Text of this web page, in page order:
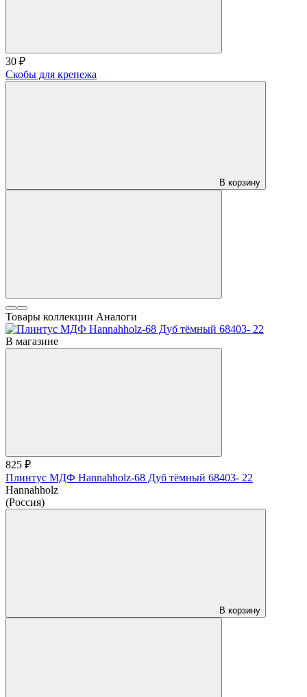
30 ₽
Скобы для крепежа
В корзину
Товары коллекции Аналоги
В магазине
825 ₽
Плинтус МДФ Hannahholz-68 Дуб тёмный 68403- 22
Hannahholz
(Россия)
В корзину